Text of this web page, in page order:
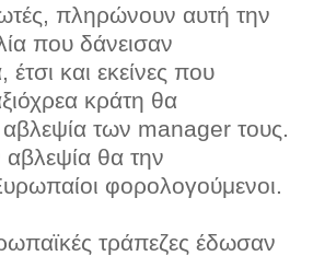
πληρώνουν αυτή την
που δάνεισαν
και εκείνες που
κράτη θα
των manager τους.
θα την
φορολογούμενοι.
τράπεζες έδωσαν